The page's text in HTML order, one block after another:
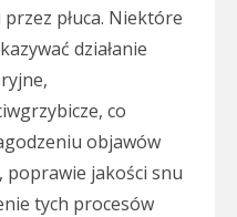
płuca. Niektóre
działanie
co
objawów
poprawie jakości snu
tych procesów